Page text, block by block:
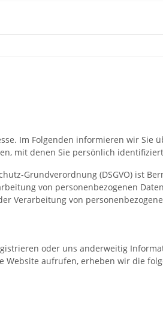
Im Folgenden informieren wir Sie
mit denen Sie persönlich
Grundverordnung (DSGVO) ist
von personenbezogenen
Verarbeitung von
oder uns anderweitig
Website aufrufen, erheben wir die